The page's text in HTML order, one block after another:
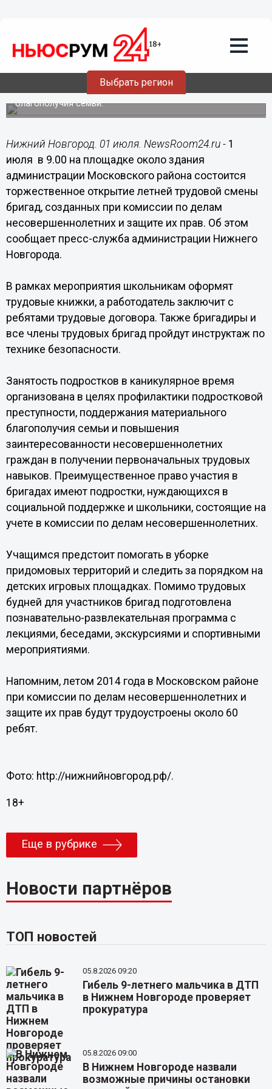
Выбрать регион
Летнюю трудовую смену откроют 1
июля в Московском районе Нижнего
Новгорода
Занятость подростков в каникулярное время
организована в целях профилактики подростковой
преступности и поддержания материального
благополучия семьи.
Нижний Новгород. 01 июля. NewsRoom24.ru - 1
июля в 9.00 на площадке около здания
администрации Московского района состоится
торжественное открытие летней трудовой смены
бригад, созданных при комиссии по делам
несовершеннолетних и защите их прав. Об этом
сообщает пресс-служба администрации Нижнего
Новгорода.
В рамках мероприятия школьникам оформят
трудовые книжки, а работодатель заключит с
ребятами трудовые договора. Также бригадиры и
все члены трудовых бригад пройдут инструктаж по
технике безопасности.
Занятость подростков в каникулярное время
организована в целях профилактики подростковой
преступности, поддержания материального
благополучия семьи и повышения
заинтересованности несовершеннолетних
граждан в получении первоначальных трудовых
навыков. Преимущественное право участия в
бригадах имеют подростки, нуждающихся в
социальной поддержке и школьники, состоящие на
учете в комиссии по делам несовершеннолетних.
Учащимся предстоит помогать в уборке
придомовых территорий и следить за порядком на
детских игровых площадках. Помимо трудовых
будней для участников бригад подготовлена
познавательно-развлекательная программа с
лекциями, беседами, экскурсиями и спортивными
мероприятиями.
Напомним, летом 2014 года в Московском районе
при комиссии по делам несовершеннолетних и
защите их прав будут трудоустроены около 60
ребят.
Фото: http://нижнийновгород.рф/.
18+
Еще в рубрике
Новости партнёров
ТОП новостей
05.8.2026 09:20
Гибель 9-летнего мальчика в ДТП
в Нижнем Новгороде проверяет
прокуратура
05.8.2026 09:00
В Нижнем Новгороде назвали
возможные причины остановки